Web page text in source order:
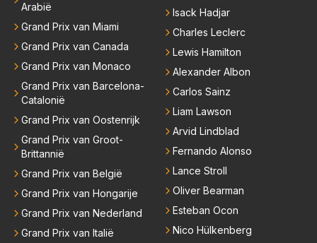
Arabië
Grand Prix van Miami
Grand Prix van Canada
Grand Prix van Monaco
Grand Prix van Barcelona-
Catalonië
Grand Prix van Oostenrijk
Grand Prix van Groot-
Brittannië
Grand Prix van België
Grand Prix van Hongarije
Grand Prix van Nederland
Grand Prix van Italië
Isack Hadjar
Charles Leclerc
Lewis Hamilton
Alexander Albon
Carlos Sainz
Liam Lawson
Arvid Lindblad
Fernando Alonso
Lance Stroll
Oliver Bearman
Esteban Ocon
Nico Hülkenberg